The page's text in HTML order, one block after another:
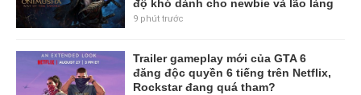
độ khó dành cho newbie và lão làng
9 phút trước
Trailer gameplay mới của GTA 6
đăng độc quyền 6 tiếng trên Netflix,
Rockstar đang quá tham?